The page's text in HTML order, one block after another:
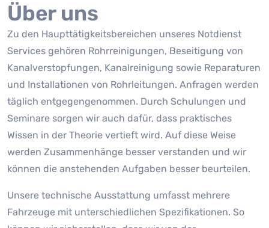
Über uns
Zu den Haupttätigkeitsbereichen unseres Notdienst
Services gehören Rohrreinigungen, Beseitigung von
Kanalverstopfungen, Kanalreinigung sowie Reparaturen
und Installationen von Rohrleitungen. Anfragen werden
täglich entgegengenommen. Durch Schulungen und
Seminare sorgen wir auch dafür, dass praktisches
Wissen in der Theorie vertieft wird. Auf diese Weise
werden Zusammenhänge besser verstanden und wir
können die anstehenden Aufgaben besser beurteilen.
Unsere technische Ausstattung umfasst mehrere
Fahrzeuge mit unterschiedlichen Spezifikationen. So